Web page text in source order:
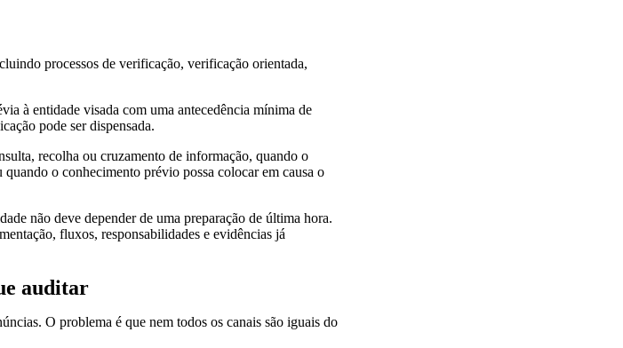
processos de verificação, verificação orientada,
à entidade visada com uma antecedência mínima de
pode ser dispensada.
recolha ou cruzamento de informação, quando o
o conhecimento prévio possa colocar em causa o
não deve depender de uma preparação de última hora.
fluxos, responsabilidades e evidências já
auditar
O problema é que nem todos os canais são iguais do